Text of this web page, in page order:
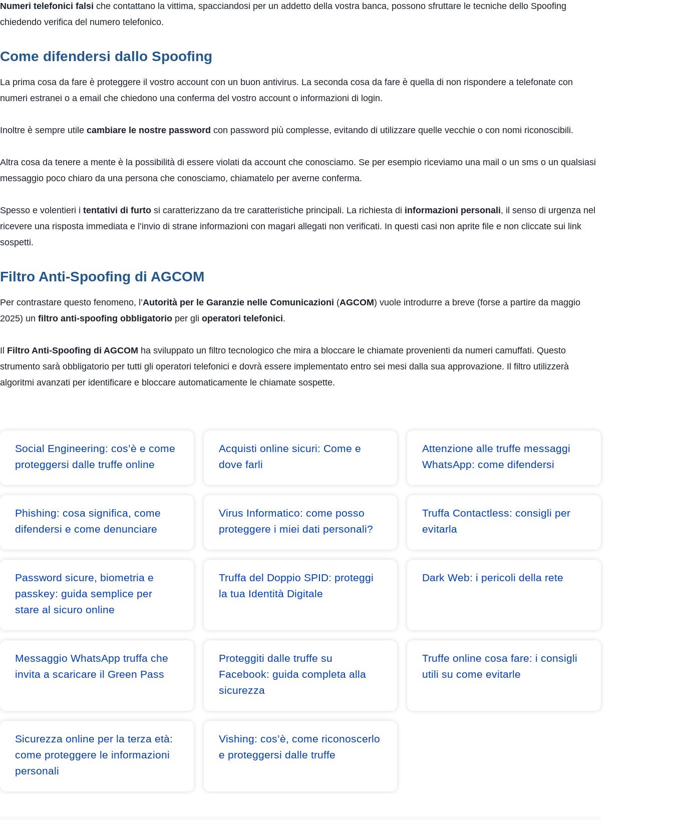
Numeri telefonici falsi che contattano la vittima, spacciandosi per un addetto della vostra banca, possono sfruttare le tecniche dello Spoofing
chiedendo verifica del numero telefonico.
Come difendersi dallo Spoofing
La prima cosa da fare è proteggere il vostro account con un buon antivirus. La seconda cosa da fare è quella di non rispondere a telefonate con
numeri estranei o a email che chiedono una conferma del vostro account o informazioni di login.
Inoltre è sempre utile cambiare le nostre password con password più complesse, evitando di utilizzare quelle vecchie o con nomi riconoscibili.
Altra cosa da tenere a mente è la possibilità di essere violati da account che conosciamo. Se per esempio riceviamo una mail o un sms o un qualsiasi
messaggio poco chiaro da una persona che conosciamo, chiamatelo per averne conferma.
Spesso e volentieri i tentativi di furto si caratterizzano da tre caratteristiche principali. La richiesta di informazioni personali, il senso di urgenza nel
ricevere una risposta immediata e l’invio di strane informazioni con magari allegati non verificati. In questi casi non aprite file e non cliccate sui link
sospetti.
Filtro Anti-Spoofing di AGCOM
Per contrastare questo fenomeno, l’Autorità per le Garanzie nelle Comunicazioni (AGCOM) vuole introdurre a breve (forse a partire da maggio
2025) un filtro anti-spoofing obbligatorio per gli operatori telefonici.
Il Filtro Anti-Spoofing di AGCOM ha sviluppato un filtro tecnologico che mira a bloccare le chiamate provenienti da numeri camuffati. Questo
strumento sarà obbligatorio per tutti gli operatori telefonici e dovrà essere implementato entro sei mesi dalla sua approvazione. Il filtro utilizzerà
algoritmi avanzati per identificare e bloccare automaticamente le chiamate sospette.
Social Engineering: cos’è e come
proteggersi dalle truffe online
Acquisti online sicuri: Come e
dove farli
Attenzione alle truffe messaggi
WhatsApp: come difendersi
Phishing: cosa significa, come
difendersi e come denunciare
Virus Informatico: come posso
proteggere i miei dati personali?
Truffa Contactless: consigli per
evitarla
Password sicure, biometria e
passkey: guida semplice per
stare al sicuro online
Truffa del Doppio SPID: proteggi
la tua Identità Digitale
Dark Web: i pericoli della rete
Messaggio WhatsApp truffa che
invita a scaricare il Green Pass
Proteggiti dalle truffe su
Facebook: guida completa alla
sicurezza
Truffe online cosa fare: i consigli
utili su come evitarle
Sicurezza online per la terza età:
come proteggere le informazioni
personali
Vishing: cos’è, come riconoscerlo
e proteggersi dalle truffe